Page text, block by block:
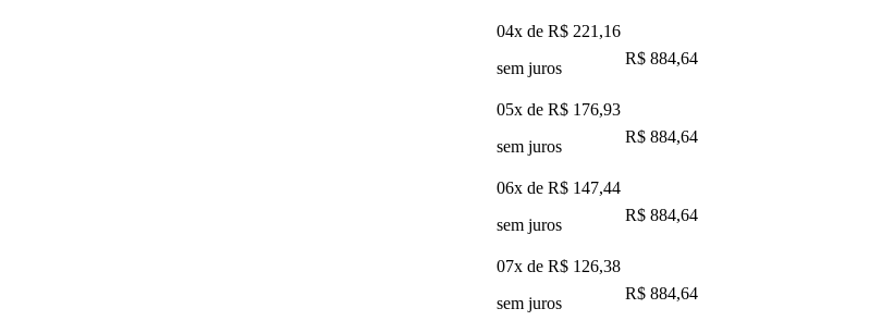
04x de R$ 221,16
sem juros
R$ 884,64
05x de R$ 176,93
sem juros
R$ 884,64
06x de R$ 147,44
sem juros
R$ 884,64
07x de R$ 126,38
sem juros
R$ 884,64